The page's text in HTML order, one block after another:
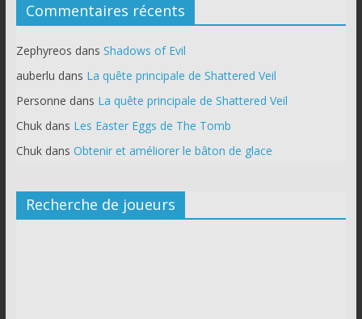
Commentaires récents
Zephyreos dans Shadows of Evil
auberlu dans La quête principale de Shattered Veil
Personne dans La quête principale de Shattered Veil
Chukdans Les Easter Eggs de The Tomb
Chukdans Obtenir et améliorer le bâton de glace
Recherche de joueurs